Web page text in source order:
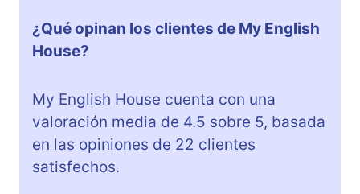
¿Qué opinan los clientes de My English
House?
My English House cuenta con una
valoración media de 4.5 sobre 5, basada
en las opiniones de 22 clientes
satisfechos.